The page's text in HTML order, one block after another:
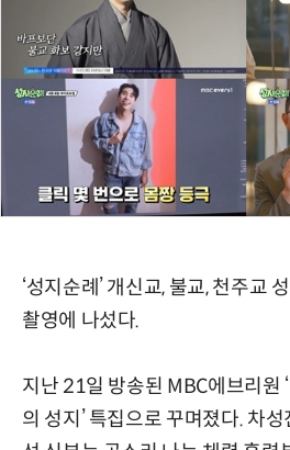
‘성지순례’ 개신교, 불교, 천주교
촬영에 나섰다.
지난 21일 방송된 MBC에브리원 ‘
의 성지’ 특집으로 꾸며졌다. 차